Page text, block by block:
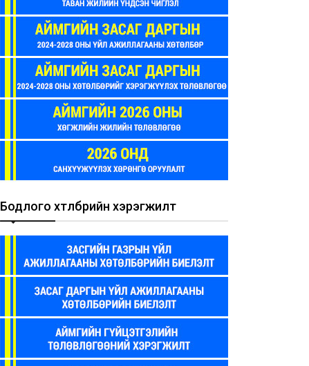
Бодлого хөтөлбөрийн хэрэгжилт